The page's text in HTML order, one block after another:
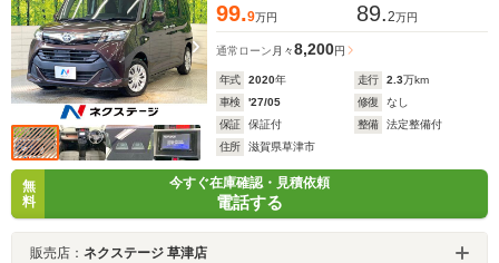
99.9万円 89.2万円
通常ローン 月々8,200円
年式 2020年 走行 2.3万km
車検
'27/05 修復
なし
保証
保証付 整備
法定整備付
住所
滋賀県草津市
無
料
今すぐ在庫確認・見積依頼
電話する
販売店： ネクステージ 草津店